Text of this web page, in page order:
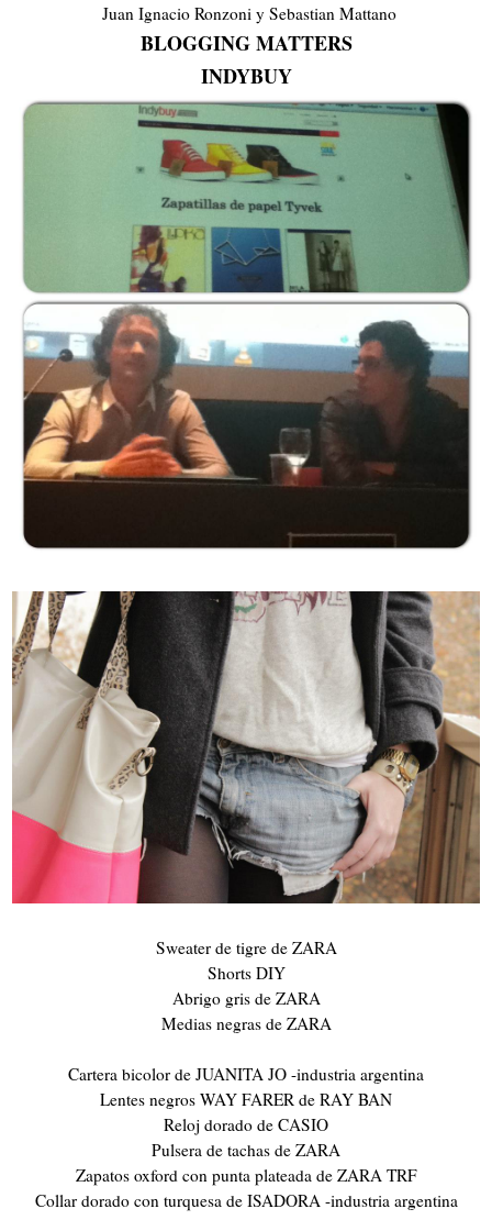
Juan Ignacio Ronzoni y Sebastian Mattano
BLOGGING MATTERS
INDYBUY
Sweater de tigre de ZARA
Shorts DIY
Abrigo gris de ZARA
Medias negras de ZARA
Cartera bicolor de JUANITA JO -industria argentina
Lentes negros WAY FARER de RAY BAN
Reloj dorado de CASIO
Pulsera de tachas de ZARA
Zapatos oxford con punta plateada de ZARA TRF
Collar dorado con turquesa de ISADORA -industria argentina